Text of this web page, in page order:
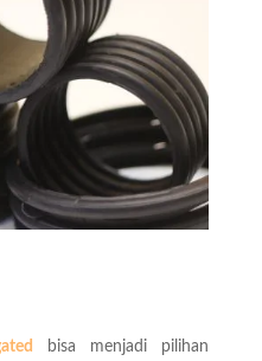
bisa menjadi pilihan